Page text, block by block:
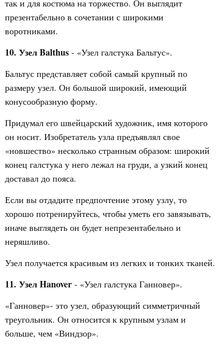
так и для костюма на торжество. Он выглядит
презентабельно в сочетании с широкими
воротниками.
10. Узел Balthus - «Узел галстука Бальтус».
Бальтус представляет собой самый крупный по
размеру узел. Он большой широкий, имеющий
конусообразную форму.
Придумал его швейцарский художник, имя которого
он носит. Изобретатель узла предъявлял свое
«новшество» несколько странным образом: широкий
конец галстука у него лежал на груди, а узкий конец
доставал до пояса.
Если вы отдадите предпочтение этому узлу, то
хорошо потренируйтесь, чтобы уметь его завязывать,
иначе выглядеть он будет непрезентабельно и
неряшливо.
Узел получается красивым из легких и тонких тканей.
11. Узел Hanover - «Узел галстука Ганновер».
«Ганновер»- это узел, образующий симметричный
треугольник. Он относится к крупным узлам и
больше, чем «Виндзор».